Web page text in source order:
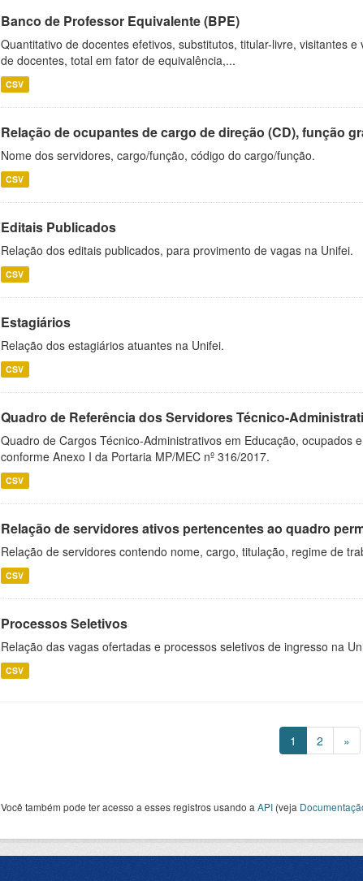
Banco de Professor Equivalente (BPE)
Quantitativo de docentes efetivos, substitutos, titular-livre, visitantes
de docentes, total em fator de equivalência,...
CSV
Relação de ocupantes de cargo de direção (CD), função
Nome dos servidores, cargo/função, código do cargo/função.
CSV
Editais Publicados
Relação dos editais publicados, para provimento de vagas na Unifei.
CSV
Estagiários
Relação dos estagiários atuantes na Unifei.
CSV
Quadro de Referência dos Servidores Técnico-
Quadro de Cargos Técnico-Administrativos em Educação, ocupados e
conforme Anexo I da Portaria MP/MEC nº 316/2017.
CSV
Relação de servidores ativos pertencentes ao quadro
Relação de servidores contendo nome, cargo, titulação, regime de
CSV
Processos Seletivos
Relação das vagas ofertadas e processos seletivos de ingresso na
CSV
1 2 »
Você também pode ter acesso a esses registros usando a API (veja